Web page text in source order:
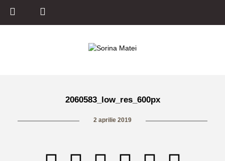
2060583_low_res_600px
2 aprilie 2019